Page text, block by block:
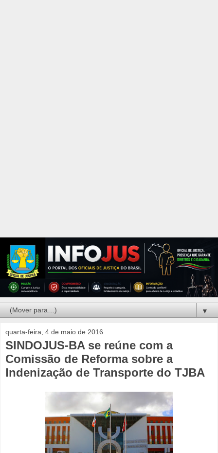
▼
quarta-feira, 4 de maio de 2016
SINDOJUS-BA se reúne com a
Comissão de Reforma sobre a
Indenização de Transporte do TJBA